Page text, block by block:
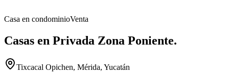
Casa en condominioVenta
Casas en Privada Zona Poniente.
Tixcacal Opichen, Mérida, Yucatán